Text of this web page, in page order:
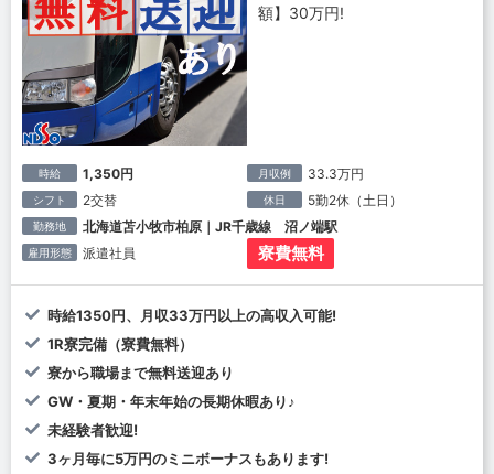
額】30万円!
時給 1,350円 月収例 33.3万円
シフト 2交替 休日 5勤2休（土日）
勤務地 北海道苫小牧市柏原｜JR千歳線 沼ノ端駅
雇用形態 派遣社員 寮費無料
時給1350円、月収33万円以上の高収入可能!
1R寮完備（寮費無料）
寮から職場まで無料送迎あり
GW・夏期・年末年始の長期休暇あり♪
未経験者歓迎!
3ヶ月毎に5万円のミニボーナスもあります!